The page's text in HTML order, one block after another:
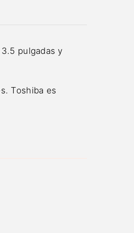
pulgadas y
Toshiba es